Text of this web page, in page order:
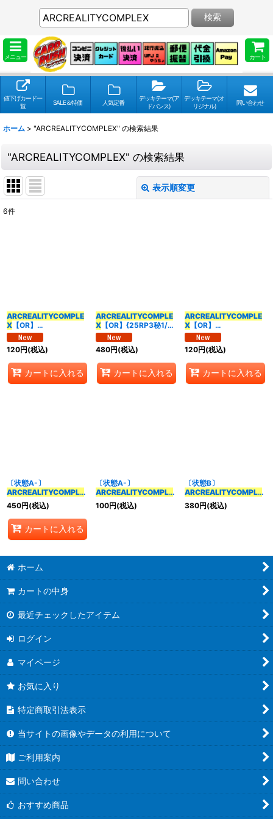
メニュー カート
検索
値下げカード一
覧
SALE＆特価 人気定番
デッキテーマ(ア
ドバンス)
デッキテーマ(オ
リジナル)
問い合わせ
ホーム > "ARCREALITYCOMPLEX" の検索結果
"ARCREALITYCOMPLEX" の検索結果
表示順変更
検索キーワードをお願い致します
カテゴリ
特集:
6件
ARCREALITYCOMPLE
X 【OR】
{25EX3OR1/OR4}
《多》
120円(税込)
カートに入れる
ARCREALITYCOMPLE
X【OR】{25RP3秘1/秘
24}《多》
480円(税込)
カートに入れる
ARCREALITYCOMPLE
X【OR】
{25RP3OR1/OR1}
《多》
120円(税込)
カートに入れる
〔状態A-〕
ARCREALITYCOMPLE
X【OR】{25RP3秘1/秘
24}《多》
450円(税込)
カートに入れる
〔状態A-〕
ARCREALITYCOMPLE
X【OR】
{25EX3OR1/OR4}
100円(税込)
〔状態B〕
ARCREALITYCOMPLE
X 【OR】{25RP3秘1/秘
24}《多》
380円(税込)
ホーム
カートの中身
最近チェックしたアイテム
ログイン
マイページ
お気に入り
特定商取引法表示
当サイトの画像やデータの利用について
ご利用案内
問い合わせ
おすすめ商品